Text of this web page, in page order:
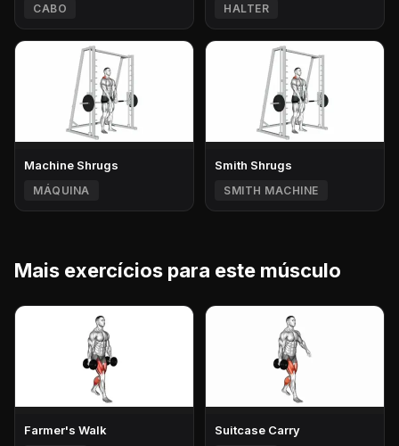
CABO HALTER
Machine Shrugs
MÁQUINA
Smith Shrugs
SMITH MACHINE
Mais exercícios para este músculo
Farmer's Walk Suitcase Carry